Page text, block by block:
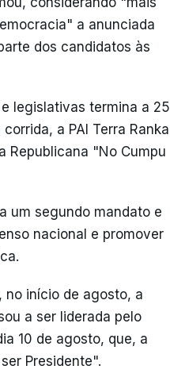
a anunciada
dos candidatos às
legislativas termina a 25
a PAI Terra Ranka
Republicana "No Cumpu
um segundo mandato e
nacional e promover
no início de agosto, a
a ser liderada pelo
10 de agosto, que, a
Presidente".